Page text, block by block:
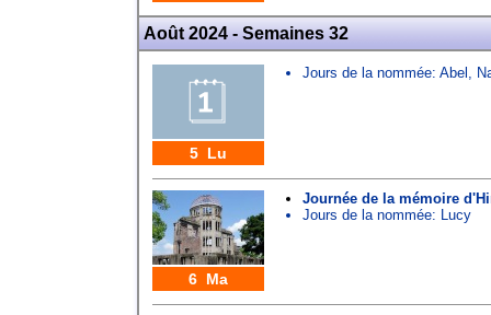
Août 2024 - Semaines 32
5 Lu
Jours de la nommée: Abel ,
6 Ma
Journée de la mémoire
Jours de la nommée: Lucy